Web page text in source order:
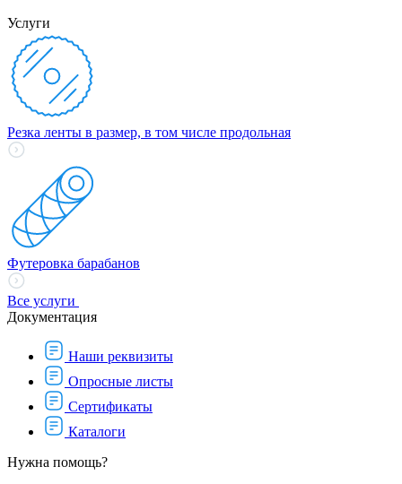
Услуги
Резка ленты в размер, в том числе продольная
Футеровка барабанов
Все услуги
Документация
Наши реквизиты
Опросные листы
Сертификаты
Каталоги
Нужна помощь?